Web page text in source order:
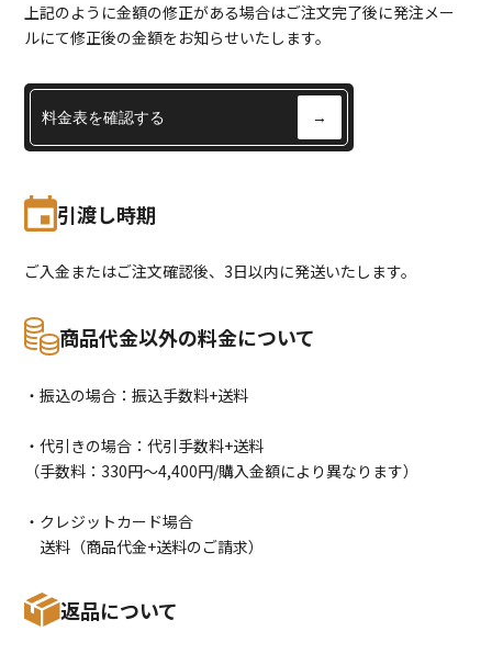
上記のように金額の修正がある場合はご注文完了後に発注メー
ルにて修正後の金額をお知らせいたします。
料金表を確認する →
引渡し時期
ご入金またはご注文確認後、3日以内に発送いたします。
商品代金以外の料金について
・振込の場合：振込手数料+送料
・代引きの場合：代引手数料+送料
（手数料：330円〜4,400円/購入金額により異なります）
・クレジットカード場合
送料（商品代金+送料のご請求）
返品について